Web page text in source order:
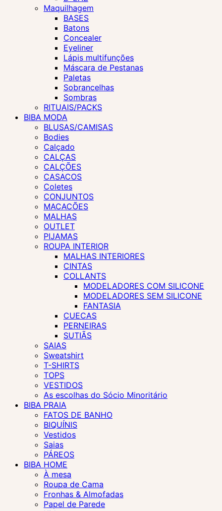
Maquilhagem
BASES
Batons
Concealer
Eyeliner
Lápis multifunções
Máscara de Pestanas
Paletas
Sobrancelhas
Sombras
RITUAIS/PACKS
BIBA MODA
BLUSAS/CAMISAS
Bodies
Calçado
CALÇAS
CALÇÕES
CASACOS
Coletes
CONJUNTOS
MACACÕES
MALHAS
OUTLET
PIJAMAS
ROUPA INTERIOR
MALHAS INTERIORES
CINTAS
COLLANTS
MODELADORES COM SILICONE
MODELADORES SEM SILICONE
FANTASIA
CUECAS
PERNEIRAS
SUTIÃS
SAIAS
Sweatshirt
T-SHIRTS
TOPS
VESTIDOS
As escolhas do Sócio Minoritário
BIBA PRAIA
FATOS DE BANHO
BIQUÍNIS
Vestidos
Saias
PÁREOS
BIBA HOME
À mesa
Roupa de Cama
Fronhas & Almofadas
Papel de Parede